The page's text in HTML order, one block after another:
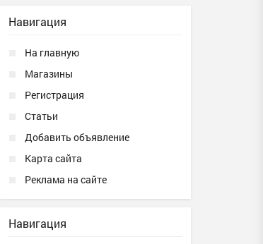
Навигация
На главную
Магазины
Регистрация
Статьи
Добавить объявление
Карта сайта
Реклама на сайте
Навигация